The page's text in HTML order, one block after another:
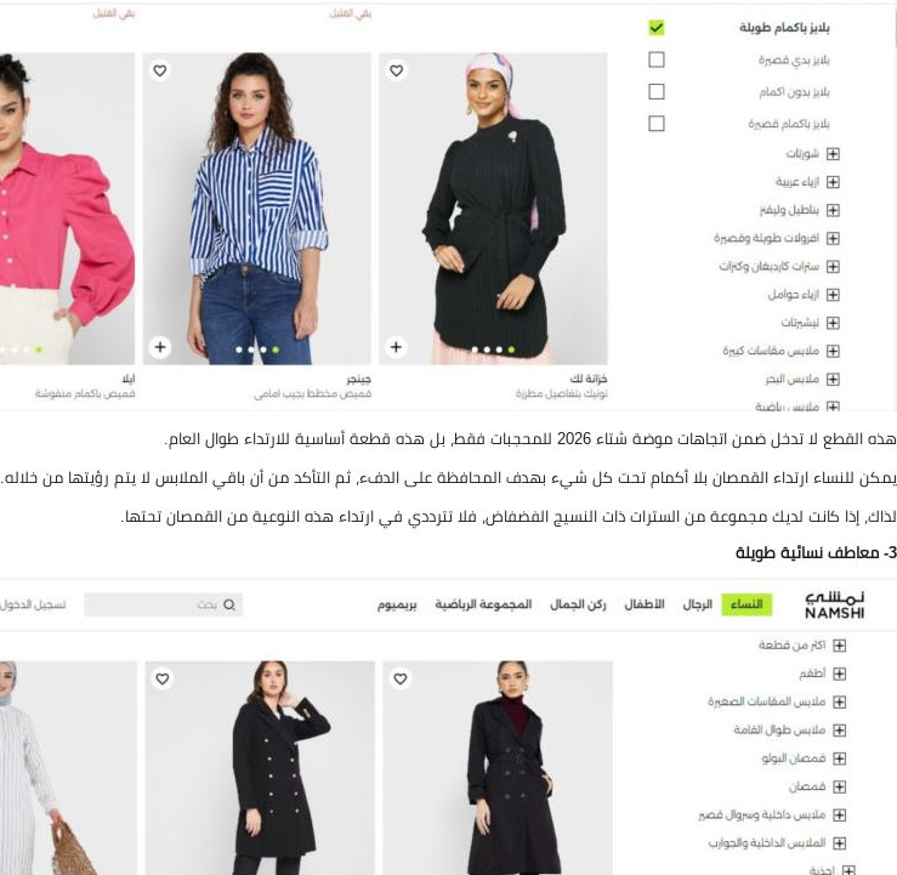
هذه القطع لا تدخل ضمن اتجاهات موضة شتاء 2026 للمحجبات فقط، بل هذه قطعة أساسية للارتداء طوال العام.
يمكن للنساء ارتداء القمصان بلا أكمام تحت كل شيء بهدف المحافظة على الدفء، ثم التأكد من أن باقي الملابس لا يتم رؤيتها من خلاله.
لذاك، إذا كانت لديك مجموعة من السترات ذات النسيج الفضفاض، فلا تترددي في ارتداء هذه النوعية من القمصان تحتها.
3- معاطف نسائية طويلة